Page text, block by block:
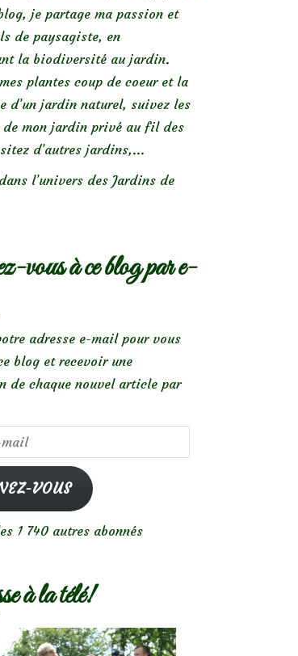
je partage ma passion et
de paysagiste, en
la biodiversité au jardin.
plantes coup de coeur et la
d’un jardin naturel, suivez les
de mon jardin privé au fil des
d’autres jardins,...
l’univers des Jardins de
vous à ce blog par e-
adresse e-mail pour vous
blog et recevoir une
de chaque nouvel article par
VOUS
1 740 autres abonnés
à la télé!